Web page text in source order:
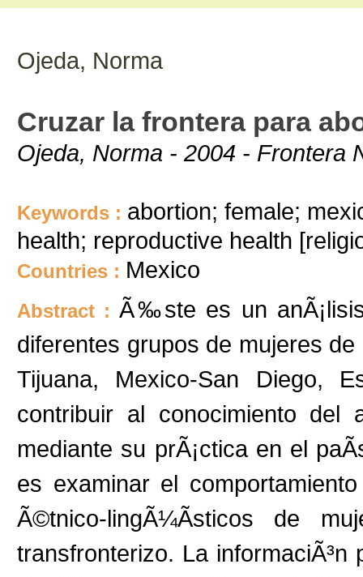
Ojeda, Norma
Cruzar la frontera para
Ojeda, Norma - 2004 - Frontera
Keywords : abortion; female;
health; reproductive health
Countries : Mexico
Abstract :Ã‰ste es un
diferentes grupos de mujeres
Tijuana, Mexico-San Diego,
contribuir al conocimiento del
mediante su prÃ¡ctica en el
es examinar el
Ã©tnico-lingÃ¼Ã­sticos de
transfronterizo. La